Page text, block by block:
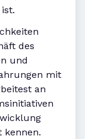
des
und
mit
an
kennen.